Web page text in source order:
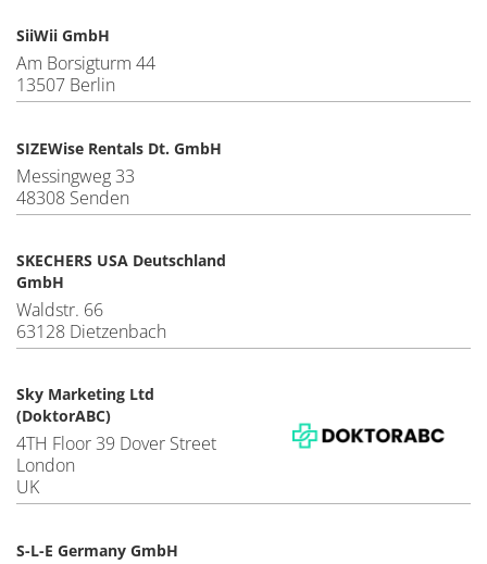
SiiWii GmbH
Am Borsigturm 44
13507 Berlin
SIZEWise Rentals Dt. GmbH
Messingweg 33
48308 Senden
SKECHERS USA Deutschland
GmbH
Waldstr. 66
63128 Dietzenbach
Sky Marketing Ltd
(DoktorABC)
4TH Floor 39 Dover Street
London
UK
S-L-E Germany GmbH